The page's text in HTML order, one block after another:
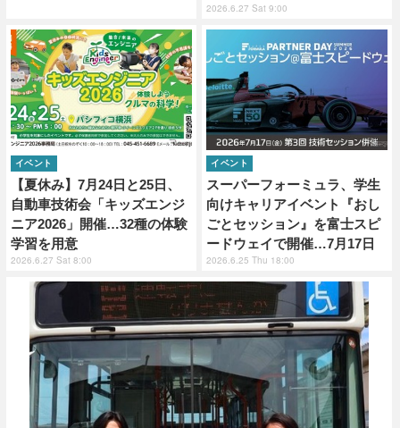
2026.6.27 Sat 9:00
【夏休み】7月24日と25日、
自動車技術会「キッズエンジ
ニア2026」開催…32種の体験
学習を用意
イベント
2026.6.27 Sat 8:00
スーパーフォーミュラ、学生
向けキャリアイベント『おし
ごとセッション』を富士スピ
ードウェイで開催…7月17日
イベント
2026.6.25 Thu 18:00